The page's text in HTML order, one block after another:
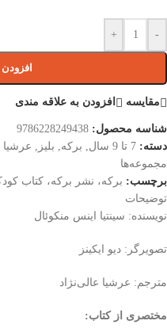
-
+
مقایسه افزودن به علاقه مندی
شناسه محصول: 9786228249438
دسته: 7 تا 9 سال برکه بلیز عرشیا
مجموعه‌ها
برچسب: برکه، نشر برکه، کتاب
توضیحات
نویسنده: سینتیا اینس منکوئال
تصویرگر: دیو ایکینز
مترجم: عرشیا عالی‌نژاد
مختصری از کتاب: